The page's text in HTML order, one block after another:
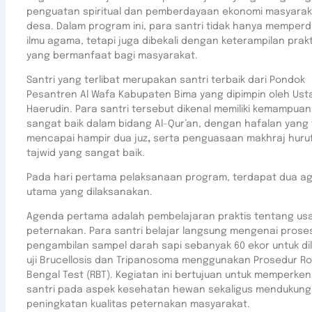
penguatan spiritual dan pemberdayaan ekonomi
desa. Dalam program ini, para santri tidak hanya
ilmu agama, tetapi juga dibekali dengan keterampilan
yang bermanfaat bagi masyarakat.
Santri yang terlibat merupakan santri terbaik dari Pondok
Pesantren Al Wafa Kabupaten Bima yang dipimpin oleh
Haerudin. Para santri tersebut dikenal memiliki
sangat baik dalam bidang Al-Qur’an, dengan hafalan yang
mencapai hampir dua juz, serta penguasaan makhraj
tajwid yang sangat baik.
Pada hari pertama pelaksanaan program, terdapat dua
utama yang dilaksanakan.
Agenda pertama adalah pembelajaran praktis tentang
peternakan. Para santri belajar langsung mengenai
pengambilan sampel darah sapi sebanyak 60 ekor untuk
uji Brucellosis dan Tripanosoma menggunakan Prosedur
Bengal Test (RBT). Kegiatan ini bertujuan untuk
santri pada aspek kesehatan hewan sekaligus
peningkatan kualitas peternakan masyarakat.